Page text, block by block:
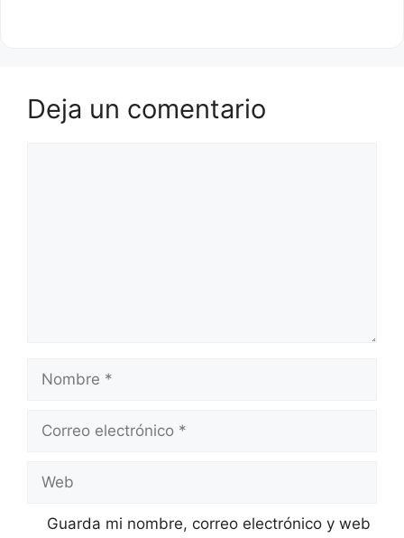
Deja un comentario
Nombre
Correo
Web
Guarda mi nombre, correo electrónico y web